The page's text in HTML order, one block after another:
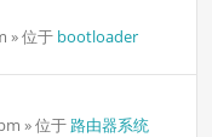
» 位于 bootloader
» 位于 路由器系统